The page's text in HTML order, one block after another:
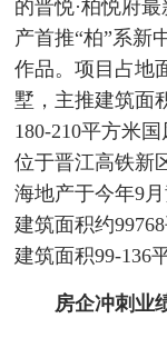
的晋悦·柏悦府
产首推“柏”系新
作品。项目占地
墅，主推建筑面
180-210平方米
位于晋江高铁新
海地产于今年9
建筑面积约
建筑面积99-136
房企冲刺业